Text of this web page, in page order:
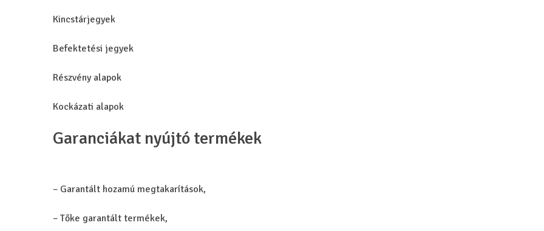
Kincstárjegyek
Befektetési jegyek
Részvény alapok
Kockázati alapok
Garanciákat nyújtó termékek
– Garantált hozamú megtakarítások,
– Tőke garantált termékek,